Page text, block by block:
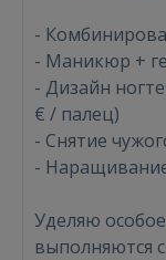
-
- Маникюр +
- Дизайн
€ / палец)
- Снятие
- Наращивание
Уделяю
выполняются